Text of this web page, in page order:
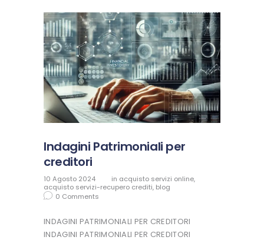
Indagini Patrimoniali per
creditori
10 Agosto 2024 in acquisto servizi online,
acquisto servizi-recupero crediti, blog
0 Comments
INDAGINI PATRIMONIALI PER CREDITORI
INDAGINI PATRIMONIALI PER CREDITORI